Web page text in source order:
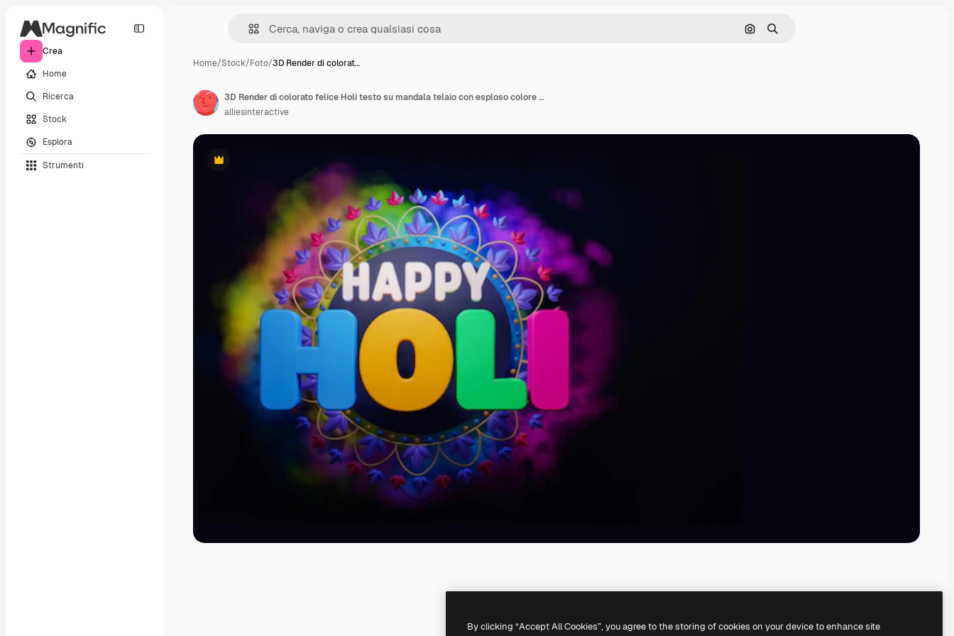
Crea
Home
Ricerca
Stock
Esplora
Strumenti
Cerca per immagine
Ricerca
Home/Stock/Foto/3D Render di colorat…
Premium
3D Render di colorato felice Holi testo su mandala telaio con esploso colore secco Gulal su sfondo nero
alliesinteractive
By clicking “Accept All Cookies”, you agree to the storing of cookies on your device to enhance site